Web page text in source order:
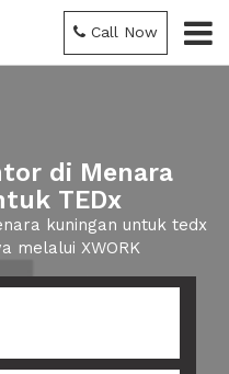
Call Now
di Menara
TEDx
kuningan untuk tedx
melalui XWORK